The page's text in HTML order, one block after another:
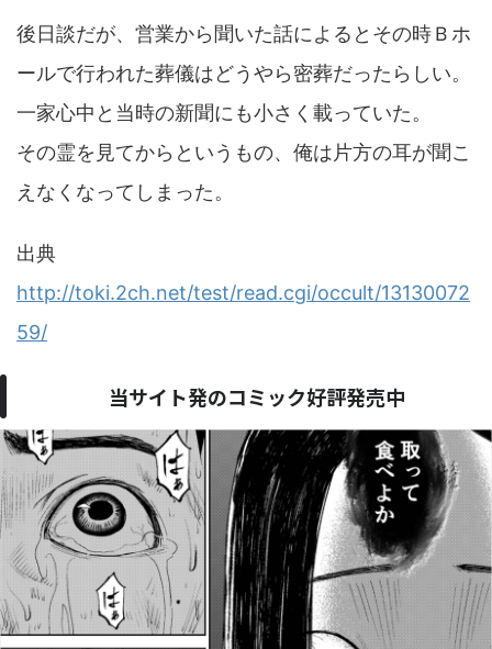
後日談だが、営業から聞いた話によるとその時Ｂホ
ールで行われた葬儀はどうやら密葬だったらしい。
一家心中と当時の新聞にも小さく載っていた。
その霊を見てからというもの、俺は片方の耳が聞こ
えなくなってしまった。
出典
http://toki.2ch.net/test/read.cgi/occult/13130072
59/
当サイト発のコミック好評発売中